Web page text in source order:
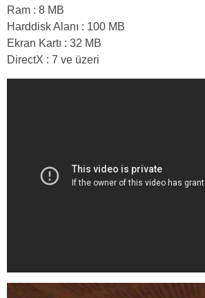
Ram : 8 MB
Harddisk Alanı : 100 MB
Ekran Kartı : 32 MB
DirectX : 7 ve üzeri